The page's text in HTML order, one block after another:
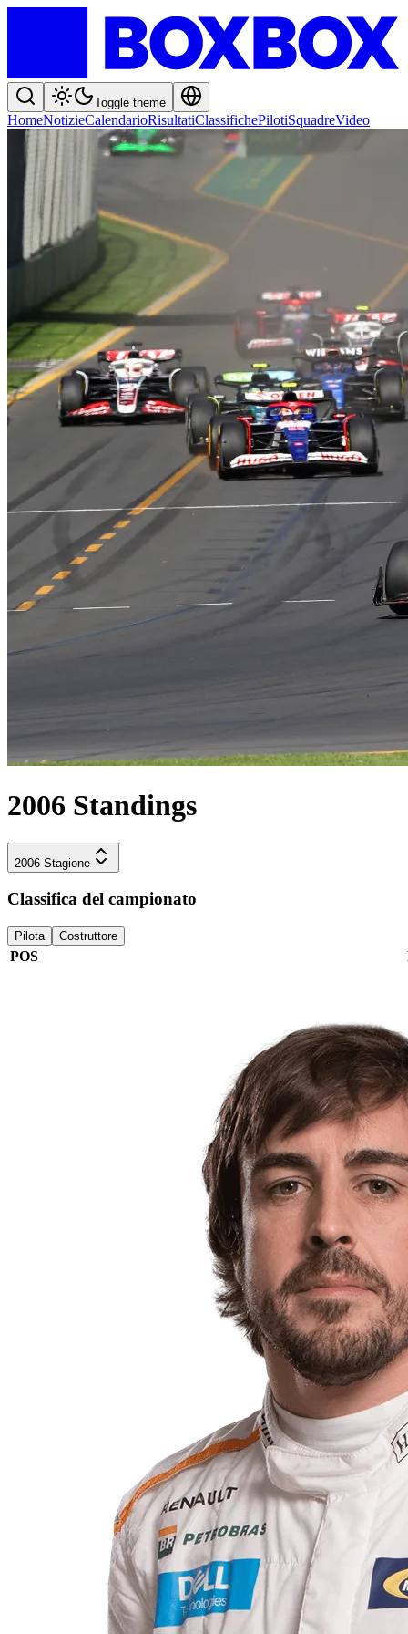
Toggle theme
HomeNotizieCalendarioRisultatiClassifichePilotiSquadreVideo
2006 Standings
2006 Stagione
Classifica del campionato
Pilota Costruttore
POS